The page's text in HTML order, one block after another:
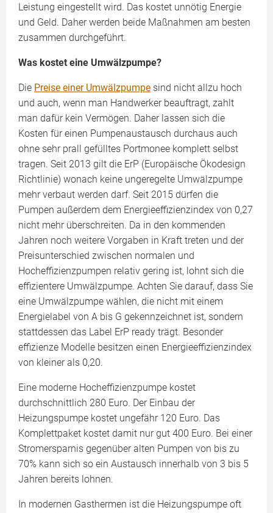
Leistung eingestellt wird. Das kostet unnötig Energie
und Geld. Daher werden beide Maßnahmen am besten
zusammen durchgeführt.
Was kostet eine Umwälzpumpe?
Die Preise einer Umwälzpumpe sind nicht allzu hoch
und auch, wenn man Handwerker beauftragt, zahlt
man dafür kein Vermögen. Daher lassen sich die
Kosten für einen Pumpenaustausch durchaus auch
ohne sehr prall gefülltes Portmonee komplett selbst
tragen. Seit 2013 gilt die ErP (Europäische Ökodesign
Richtlinie) wonach keine ungeregelte Umwälzpumpe
mehr verbaut werden darf. Seit 2015 dürfen die
Pumpen außerdem dem Energieeffizienzindex von 0,27
nicht mehr überschreiten. Da in den kommenden
Jahren noch weitere Vorgaben in Kraft treten und der
Preisunterschied zwischen normalen und
Hocheffizienzpumpen relativ gering ist, lohnt sich die
effizientere Umwälzpumpe. Achten Sie darauf, dass Sie
eine Umwälzpumpe wählen, die nicht mit einem
Energielabel von A bis G gekennzeichnet ist, sondern
stattdessen das Label ErP ready trägt. Besonder
effizienze Modelle besitzen einen Energieeffizienzindex
von kleiner als 0,20.
Eine moderne Hocheffizienzpumpe kostet
durchschnittlich 280 Euro. Der Einbau der
Heizungspumpe kostet ungefähr 120 Euro. Das
Komplettpaket kostet damit nur gut 400 Euro. Bei einer
Stromersparnis gegenüber alten Pumpen von bis zu
70% kann sich so ein Austausch innerhalb von 3 bis 5
Jahren bereits lohnen.
In modernen Gasthermen ist die Heizungspumpe oft